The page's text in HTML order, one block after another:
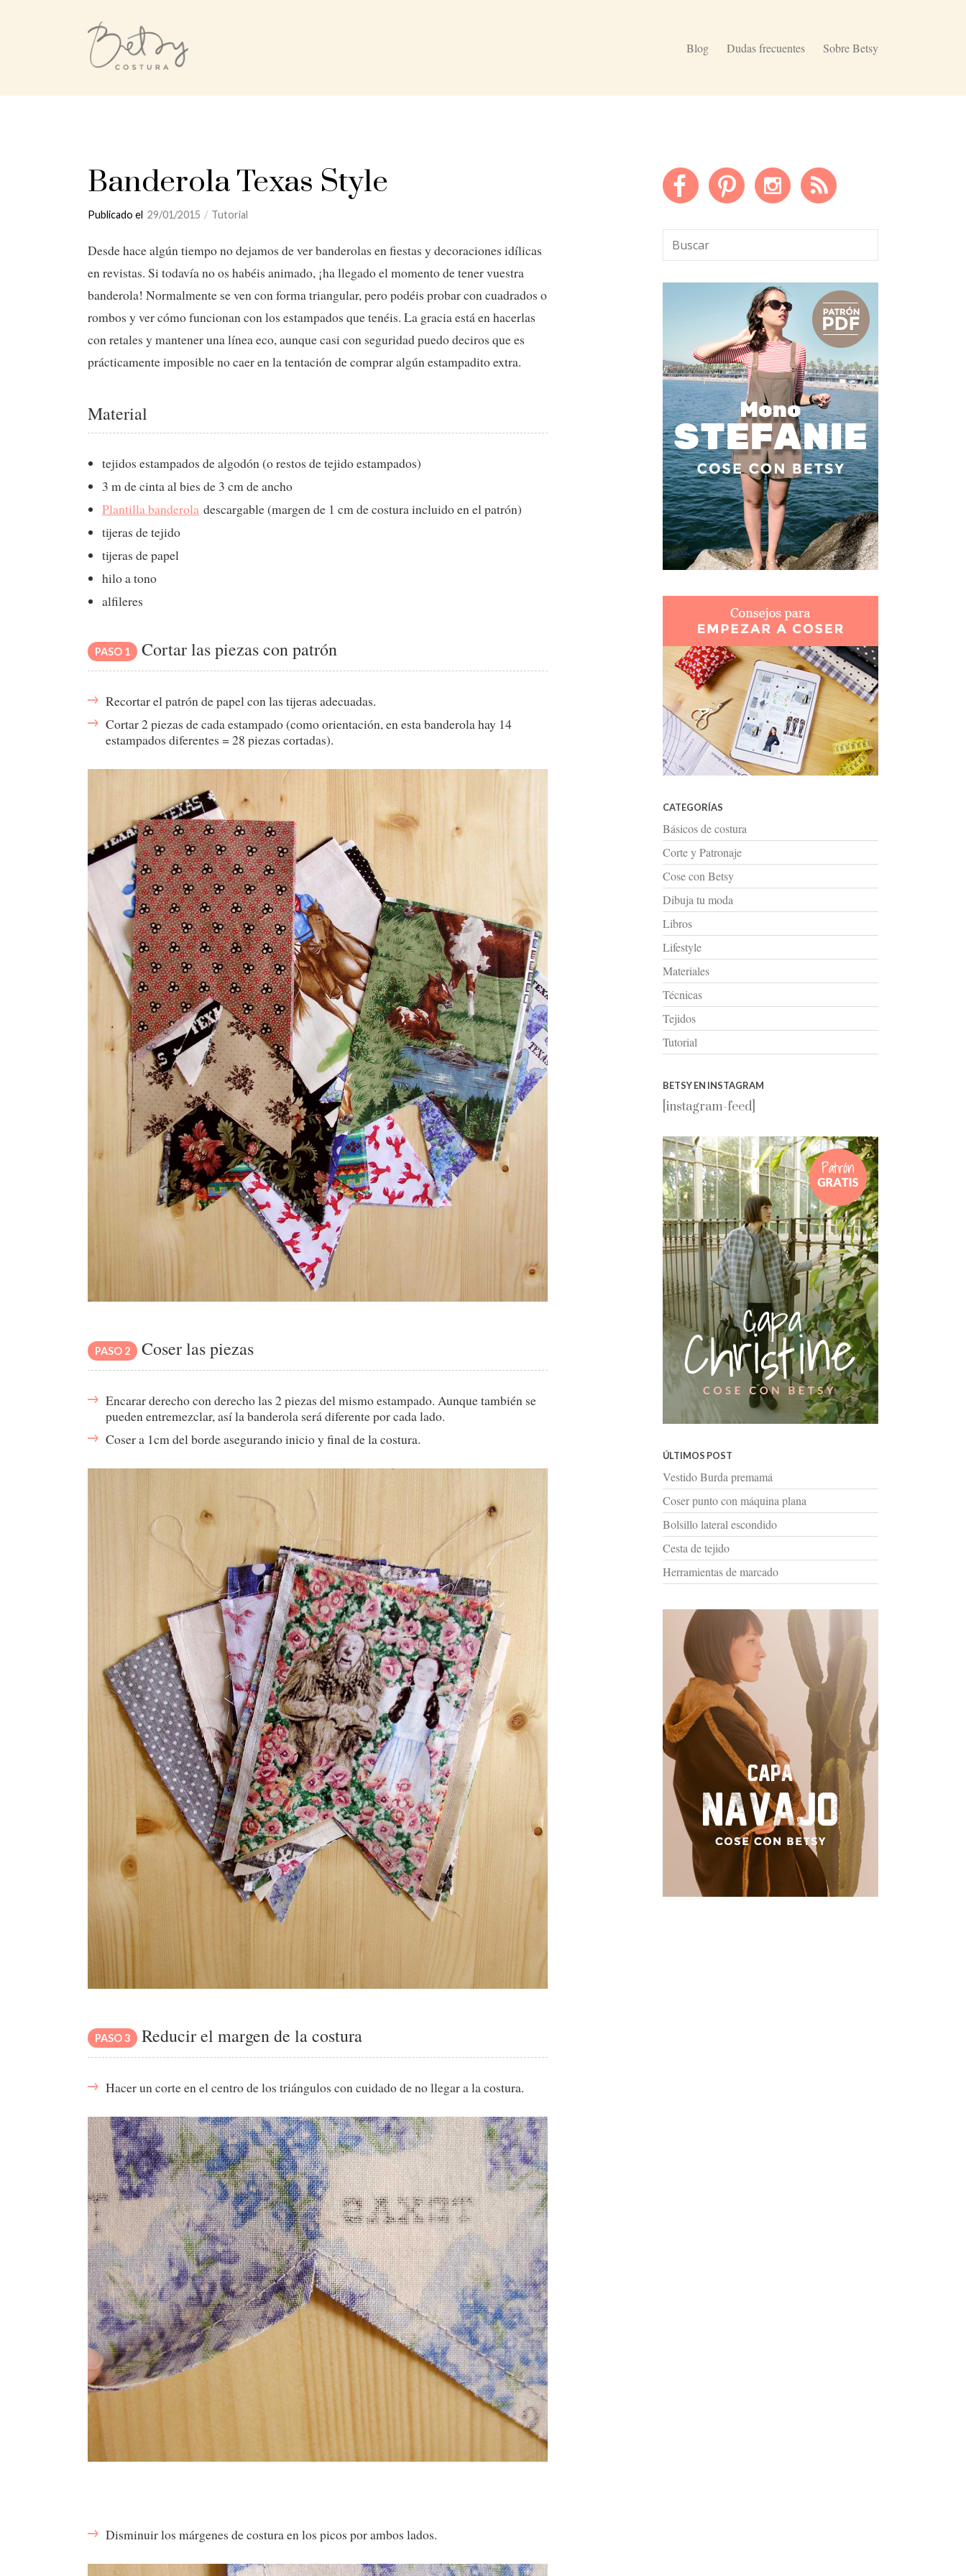
Blog Dudas frecuentes Sobre Betsy
Banderola Texas Style
Publicado el 29/01/2015 / Tutorial
Desde hace algún tiempo no dejamos de ver banderolas en fiestas y decoraciones idílicas
en revistas. Si todavía no os habéis animado, ¡ha llegado el momento de tener vuestra
banderola! Normalmente se ven con forma triangular, pero podéis probar con cuadrados o
rombos y ver cómo funcionan con los estampados que tenéis. La gracia está en hacerlas
con retales y mantener una línea eco, aunque casi con seguridad puedo deciros que es
prácticamente imposible no caer en la tentación de comprar algún estampadito extra.
Material
tejidos estampados de algodón (o restos de tejido estampados)
3 m de cinta al bies de 3 cm de ancho
Plantilla banderola descargable (margen de 1 cm de costura incluido en el patrón)
tijeras de tejido
tijeras de papel
hilo a tono
alfileres
PASO 1 Cortar las piezas con patrón
Recortar el patrón de papel con las tijeras adecuadas.
Cortar 2 piezas de cada estampado (como orientación, en esta banderola hay 14
estampados diferentes = 28 piezas cortadas).
PASO 2 Coser las piezas
Encarar derecho con derecho las 2 piezas del mismo estampado. Aunque también se
pueden entremezclar, así la banderola será diferente por cada lado.
Coser a 1cm del borde asegurando inicio y final de la costura.
PASO 3 Reducir el margen de la costura
Hacer un corte en el centro de los triángulos con cuidado de no llegar a la costura.
Disminuir los márgenes de costura en los picos por ambos lados.
CATEGORÍAS
Básicos de costura
Corte y Patronaje
Cose con Betsy
Dibuja tu moda
Libros
Lifestyle
Materiales
Técnicas
Tejidos
Tutorial
BETSY EN INSTAGRAM
[instagram-feed]
ÚLTIMOS POST
Vestido Burda premamá
Coser punto con máquina plana
Bolsillo lateral escondido
Cesta de tejido
Herramientas de marcado